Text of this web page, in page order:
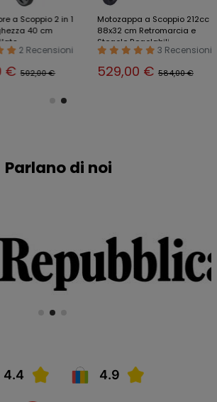
Scoppio 2 in 1
40 cm
2 Recensioni
502,00 €
Motozappa a Scoppio 212cc
88x32 cm Retromarcia e
Stegole Regolabili
3 Recensioni
529,00 €584,00 €
Parlano di noi